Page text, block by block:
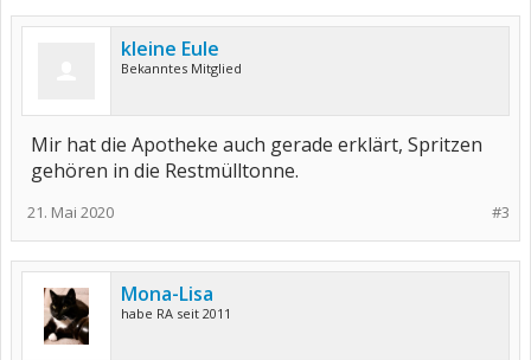
kleine Eule
Bekanntes Mitglied
Mir hat die Apotheke auch gerade erklärt, Spritzen
gehören in die Restmülltonne.
#3
21. Mai 2020
Mona-Lisa
habe RA seit 2011